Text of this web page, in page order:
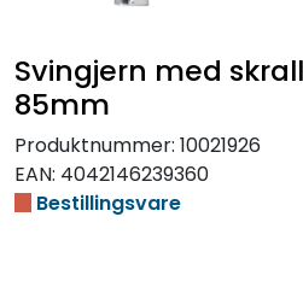
Svingjern med
85mm
Produktnummer: 10021926
EAN: 4042146239360
Bestillingsvare